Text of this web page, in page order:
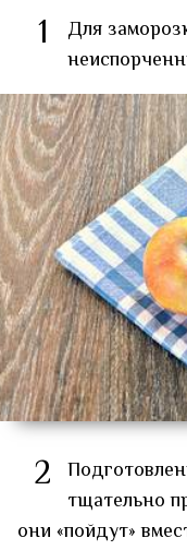
1
Для
2
тщательно
они «пойдут»